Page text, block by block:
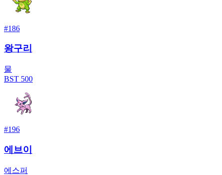
#186
왕구리
물
BST 500
#196
에브이
에스퍼